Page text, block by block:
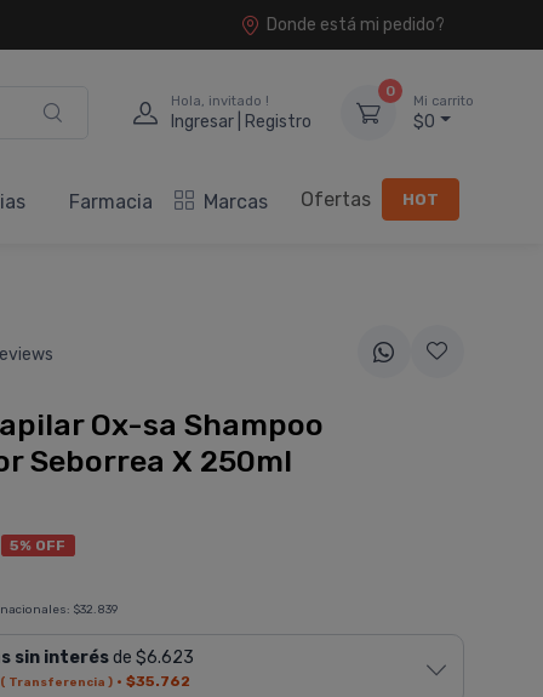
Donde está mi pedido?
Hola, invitado !
Ingresar | Registro
0
Mi carrito
$0
Farmacia Marcas Ofertas HOT
Ox-sa Shampoo
Seborrea X 250ml
5% OFF
$32.839
sin interésde $6.623
( Transferencia )· $35.762